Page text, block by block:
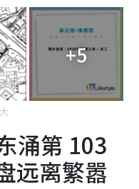
+5
涌第 103
远离繁嚣